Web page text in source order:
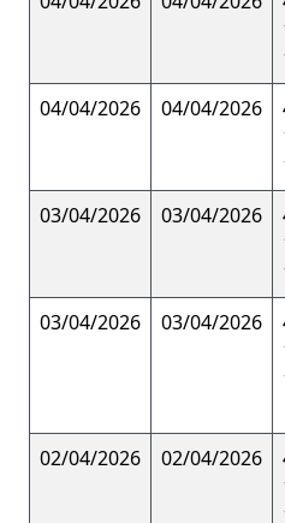
04/04/2026 04/04/2026
03/04/2026 03/04/2026
03/04/2026 03/04/2026
02/04/2026 02/04/2026